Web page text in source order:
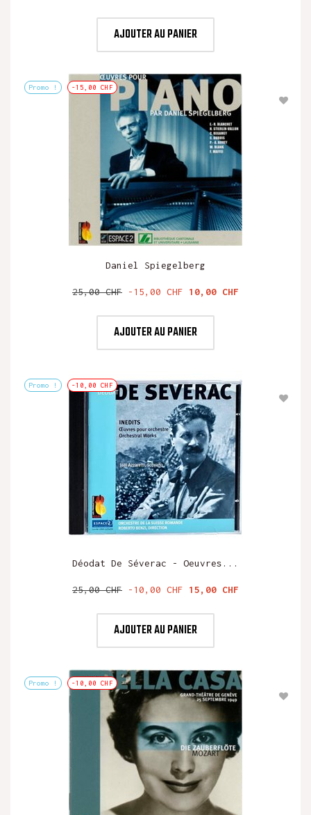
AJOUTER AU PANIER
Promo ! -15,00 CHF
Daniel Spiegelberg
Prix
25,00 CHF -15,00 CHF Prix
10,00 CHF
AJOUTER AU PANIER
Promo ! -10,00 CHF
Déodat De Séverac - Oeuvres...
Prix
25,00 CHF -10,00 CHF Prix
15,00 CHF
AJOUTER AU PANIER
Promo ! -10,00 CHF